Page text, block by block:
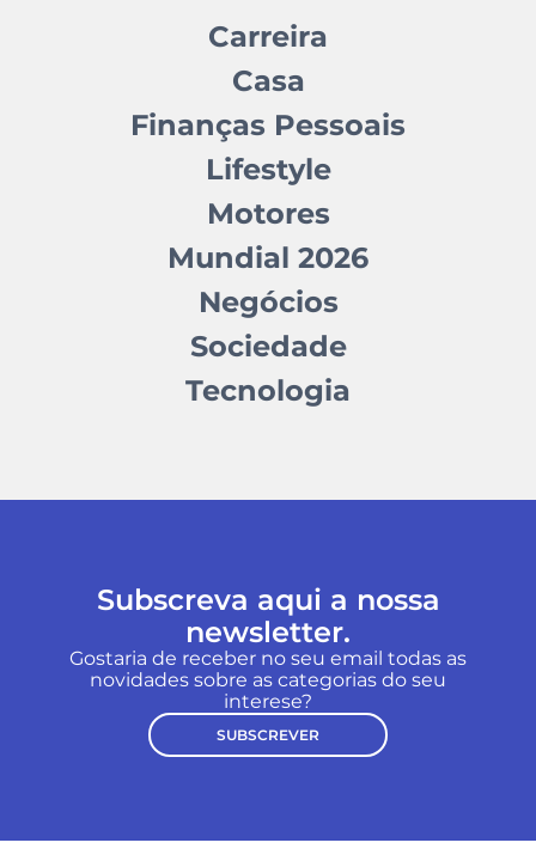
Carreira
Casa
Finanças Pessoais
Lifestyle
Motores
Mundial 2026
Negócios
Sociedade
Tecnologia
Subscreva aqui a nossa
newsletter.
Gostaria de receber no seu email todas as
novidades sobre as categorias do seu
interese?
SUBSCREVER